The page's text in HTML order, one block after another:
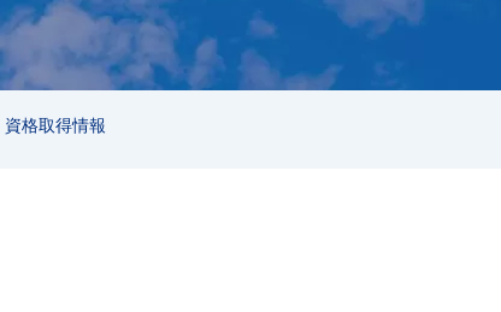
資格取得情報